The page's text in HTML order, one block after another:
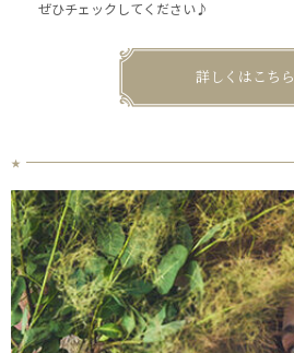
ぜひチェックしてください♪
詳しくはこちら